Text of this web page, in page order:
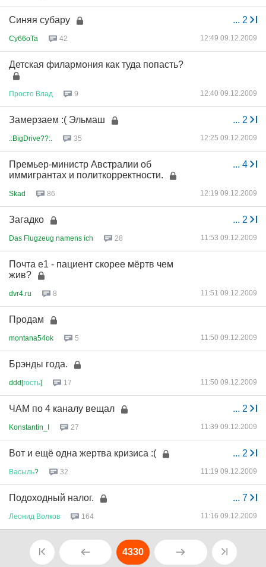
... 2
Синяя субару
Cy66oTa 42 12:49 09.12.2009
Детская филармония как туда попасть?
Просто Влад 9 12:40 09.12.2009
... 2
Замерзаем :( Эльмаш
.:BigDrive??:. 35 12:25 09.12.2009
... 4
Премьер-министр Австралии об
иммигрантах и политкорректности.
Skad 86 12:19 09.12.2009
... 2
Загадко
Das Flugzeug namens ich 28 11:53 09.12.2009
Почта е1 - пациент скорее мёртв чем
жив?
dvr4.ru 8 11:51 09.12.2009
Продам
montana54ok 5 11:50 09.12.2009
Брэнды года.
ddd[гость] 17 11:50 09.12.2009
... 2
ЧАМ по 4 каналу вещал
Konstantin_I 27 11:39 09.12.2009
... 2
Вот и ещё одна жертва кризиса :(
Васыль? 32 11:19 09.12.2009
... 7
Подоходный налог.
Леонид Волков 164 11:16 09.12.2009
4330